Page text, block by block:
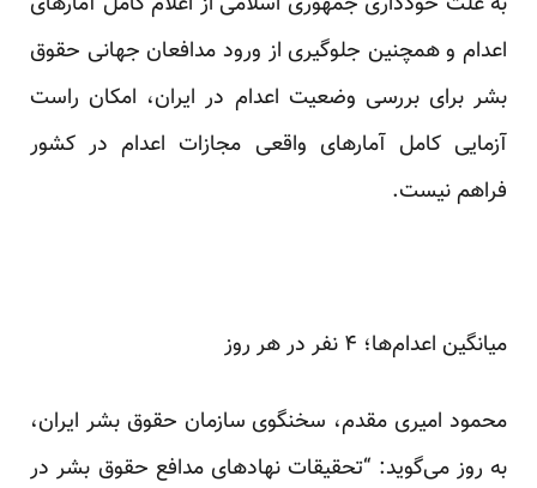
اعدام و همچنین جلوگیری از ورود مدافعان جهانی حقوق
بشر برای بررسی وضعیت اعدام در ایران، امکان راست
آزمایی کامل آمارهای واقعی مجازات اعدام در کشور
فراهم نیست.
میانگین اعدام‌ها؛ ۴ نفر در هر روز
محمود امیری مقدم، سخنگوی سازمان حقوق بشر ایران،
به روز می‌گوید: “تحقیقات نهاد‌های مدافع حقوق بشر در